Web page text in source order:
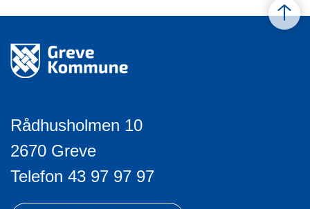
Rådhusholmen 10
2670 Greve
Telefon 43 97 97 97